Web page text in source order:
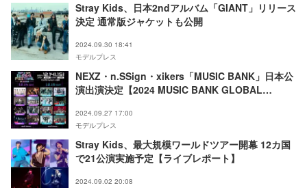
Stray Kids、日本2ndアルバム「GIANT」リリース
決定 通常版ジャケットも公開
2024.09.30 18:41
モデルプレス
NEXZ・n.SSign・xikers「MUSIC BANK」日本公
演出演決定【2024 MUSIC BANK GLOBAL
2024.09.27 17:00
モデルプレス
Stray Kids、最大規模ワールドツアー開幕 12カ国
で21公演実施予定【ライブレポート】
2024.09.02 20:08